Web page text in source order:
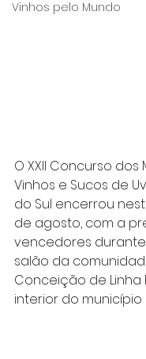
Vinhos pelo Mundo
O XXII Concurso dos
Vinhos e Sucos de
do Sul encerrou
de agosto, com a
vencedores
salão da
Conceição de Linha
interior do município